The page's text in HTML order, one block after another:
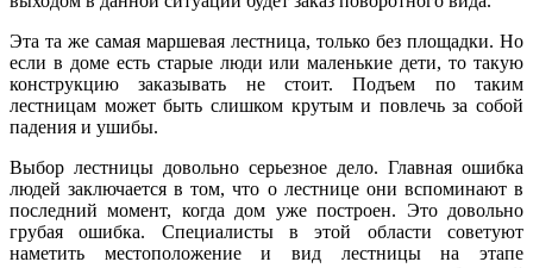
Эта та же самая маршевая лестница, только без площадки. Но
если в доме есть старые люди или маленькие дети, то такую
конструкцию заказывать не стоит. Подъем по таким
лестницам может быть слишком крутым и повлечь за собой
падения и ушибы.
Выбор лестницы довольно серьезное дело. Главная ошибка
людей заключается в том, что о лестнице они вспоминают в
последний момент, когда дом уже построен. Это довольно
грубая ошибка. Специалисты в этой области советуют
наметить местоположение и вид лестницы на этапе